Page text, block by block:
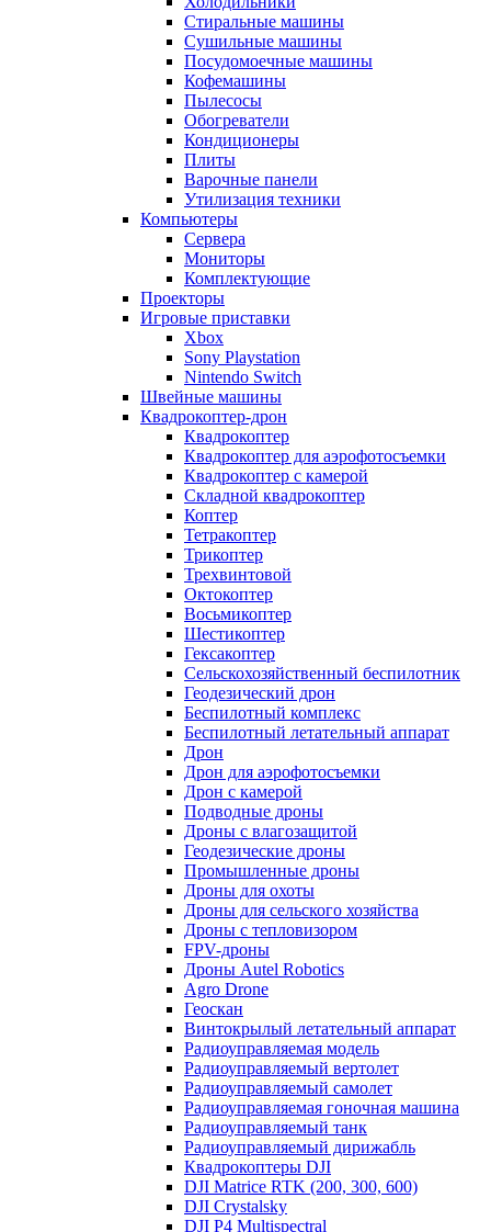
Стиральные машины
Сушильные машины
Посудомоечные машины
Кофемашины
Пылесосы
Обогреватели
Кондиционеры
Плиты
Варочные панели
Утилизация техники
Компьютеры
Сервера
Мониторы
Комплектующие
Проекторы
Игровые приставки
Xbox
Sony Playstation
Nintendo Switch
Швейные машины
Квадрокоптер-дрон
Квадрокоптер
Квадрокоптер для аэрофотосъемки
Квадрокоптер с камерой
Складной квадрокоптер
Коптер
Тетракоптер
Трикоптер
Трехвинтовой
Октокоптер
Восьмикоптер
Шестикоптер
Гексакоптер
Сельскохозяйственный беспилотник
Геодезический дрон
Беспилотный комплекс
Беспилотный летательный аппарат
Дрон
Дрон для аэрофотосъемки
Дрон с камерой
Подводные дроны
Дроны с влагозащитой
Геодезические дроны
Промышленные дроны
Дроны для охоты
Дроны для сельского хозяйства
Дроны с тепловизором
FPV-дроны
Дроны Autel Robotics
Agro Drone
Геоскан
Винтокрылый летательный аппарат
Радиоуправляемая модель
Радиоуправляемый вертолет
Радиоуправляемый самолет
Радиоуправляемая гоночная машина
Радиоуправляемый танк
Радиоуправляемый дирижабль
Квадрокоптеры DJI
DJI Matrice RTK (200, 300, 600)
DJI Crystalsky
DJI P4 Multispectral